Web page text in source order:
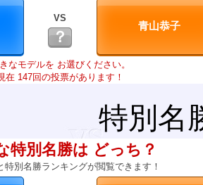
VS
？
なモデルを お選びください。
在 147回の投票があります！
特別名
特別名勝は どっち？
特別名勝ランキングが閲覧できます！